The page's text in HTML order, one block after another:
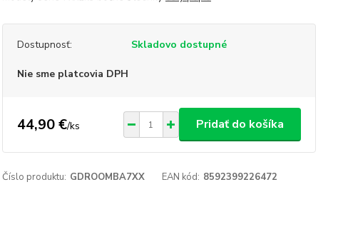
Dostupnosť: Skladovo dostupné
Nie sme platcovia DPH
44,90 €/ks Pridať do košíka
Číslo produktu: GDROOMBA7XX EAN kód: 8592399226472